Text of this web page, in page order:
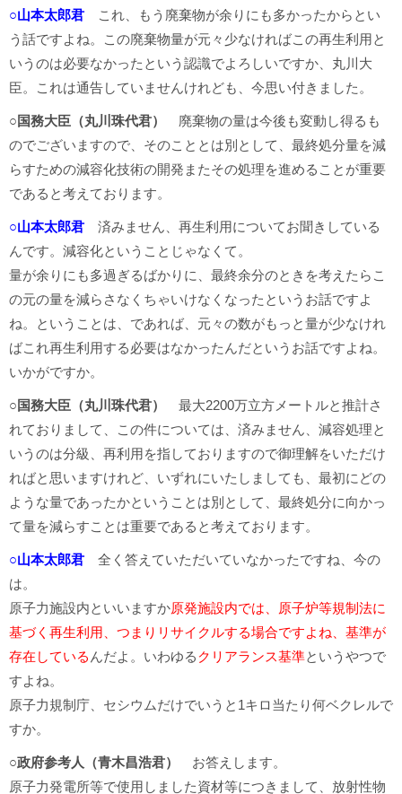
○山本太郎君 これ、もう廃棄物が余りにも多かったからとい
う話ですよね。この廃棄物量が元々少なければこの再生利用と
いうのは必要なかったという認識でよろしいですか、丸川大
臣。これは通告していませんけれども、今思い付きました。
○国務大臣（丸川珠代君）
廃棄物の量は今後も変動し得るも
のでございますので、そのこととは別として、最終処分量を減
らすための減容化技術の開発またその処理を進めることが重要
であると考えております。
○山本太郎君 済みません、再生利用についてお聞きしている
んです。減容化ということじゃなくて。
量が余りにも多過ぎるばかりに、最終余分のときを考えたらこ
の元の量を減らさなくちゃいけなくなったというお話ですよ
ね。ということは、であれば、元々の数がもっと量が少なけれ
ばこれ再生利用する必要はなかったんだというお話ですよね。
いかがですか。
○国務大臣（丸川珠代君）
最大2200万立方メートルと推計さ
れておりまして、この件については、済みません、減容処理と
いうのは分級、再利用を指しておりますので御理解をいただけ
ればと思いますけれど、いずれにいたしましても、最初にどの
ような量であったかということは別として、最終処分に向かっ
て量を減らすことは重要であると考えております。
○山本太郎君 全く答えていただいていなかったですね、今の
は。
原子力施設内といいますか原発施設内では、原子炉等規制法に
基づく再生利用、つまりリサイクルする場合ですよね、基準が
存在している んだよ。いわゆるクリアランス基準というやつで
すよね。
原子力規制庁、セシウムだけでいうと1キロ当たり何ベクレルで
すか。
○政府参考人（青木昌浩君）
お答えします。
原子力発電所等で使用しました資材等につきまして、放射性物